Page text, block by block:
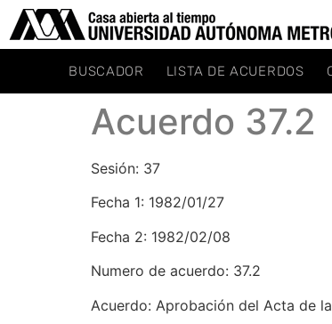
BUSCADOR LISTA DE ACUERDOS
Acuerdo 37.2
Sesión: 37
Fecha 1: 1982/01/27
Fecha 2: 1982/02/08
Numero de acuerdo: 37.2
Acuerdo: Aprobación del Acta de